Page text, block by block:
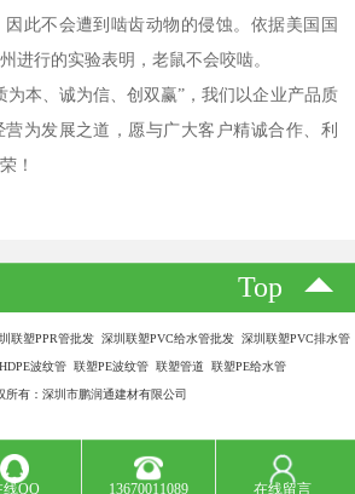
此不会遭到啮齿动物的侵蚀。依据美国国
进行的实验表明，老鼠不会咬啮。
为本、诚为信、创双赢”，我们以企业产品质
为发展之道，愿与广大客户精诚合作、利
！
Top
联塑PPR管批发 深圳联塑PVC给水管批发 深圳联塑PVC排水管
波纹管 联塑PE波纹管 联塑管道 联塑PE给水管
所有：深圳市鹏润通建材有限公司
线QQ 13670011089 在线留言